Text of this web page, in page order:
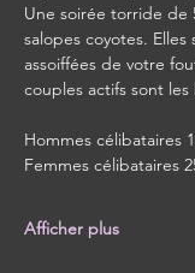
Une soirée torride de
salopes coyotes.
assoiffées de votre
couples actifs sont les
Hommes célibataires
Femmes célibataires
Afficher plus